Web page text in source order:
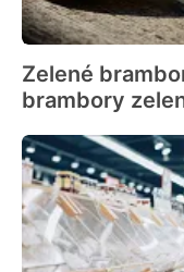
Zelené
brambory